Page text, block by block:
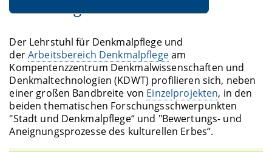
fis.uni-bamberg.de
Forschung
Der Lehrstuhl für Denkmalpflege und
derArbeitsbereich Denkmalpflegeam
Kompentenzzentrum Denkmalwissenschaften und
Denkmaltechnologien (KDWT) profilieren sich, neben
einer großen Bandbreite von Einzelprojekten, in den
beiden thematischen Forschungsschwerpunkten
"Stadt und Denkmalpflege“ und "Bewertungs- und
Aneignungsprozesse des kulturellen Erbes“.